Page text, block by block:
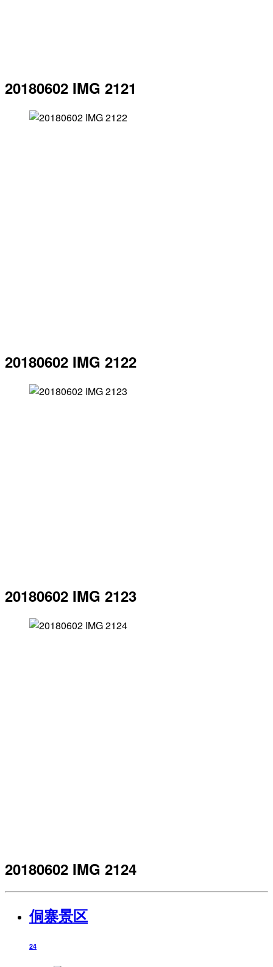
20180602 IMG 2121
20180602 IMG 2122
20180602 IMG 2123
20180602 IMG 2124
侗寨景区
24